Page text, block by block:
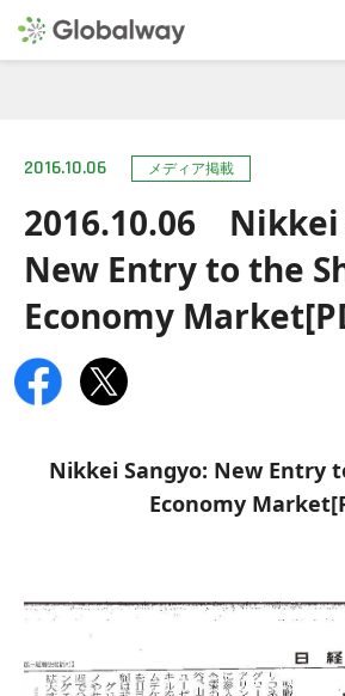
2016.10.06 Nikkei
New Entry to the
Economy
2016.10.06 メディア掲載
Nikkei Sangyo: New Entry
Economy